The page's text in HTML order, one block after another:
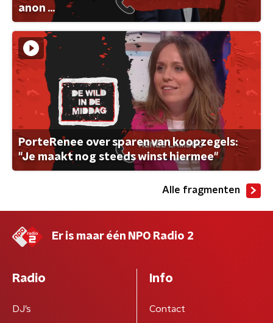
anon ...
PorteRenee over sparen van koopzegels:
"Je maakt nog steeds winst hiermee"
Alle fragmenten
Er is maar één NPO Radio 2
Radio
DJ’s
Info
Contact